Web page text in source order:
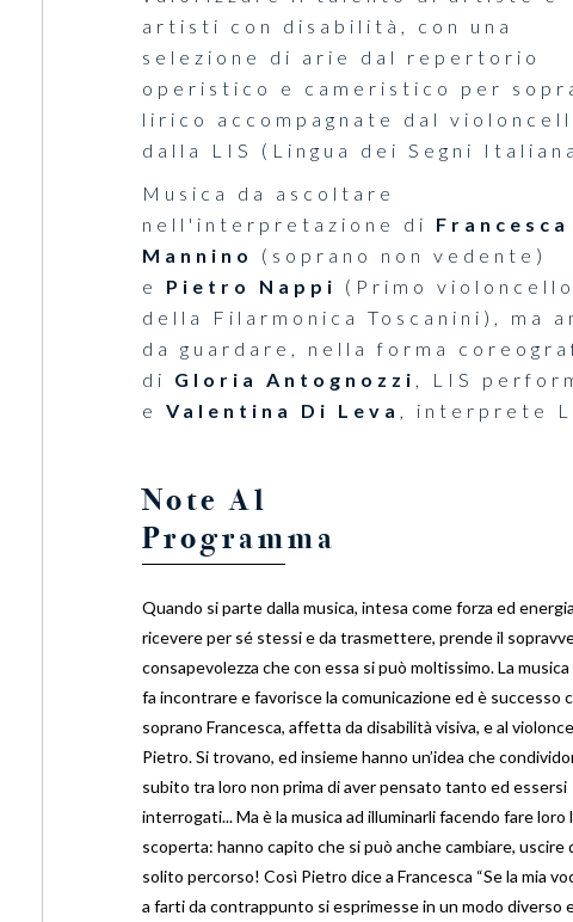
artisti con disabilità, con una
selezione di arie dal repertorio
operistico e cameristico per
lirico accompagnate dal
dalla LIS (Lingua dei Segni
Musica da ascoltare
nell'interpretazione di Francesca
Mannino
(soprano non vedente)
e Pietro Nappi
(Primo
della Filarmonica Toscanini), ma
da guardare, nella forma
di Gloria Antognozzi , LIS
e Valentina Di Leva , interprete
Note Al
Programma
Quando si parte dalla musica, intesa come forza ed
ricevere per sé stessi e da trasmettere, prende il
consapevolezza che con essa si può moltissimo. La
fa incontrare e favorisce la comunicazione ed è successo
soprano Francesca, affetta da disabilità visiva, e al
Pietro. Si trovano, ed insieme hanno un’idea che
subito tra loro non prima di aver pensato tanto ed essersi
interrogati... Ma è la musica ad illuminarli facendo fare loro
scoperta: hanno capito che si può anche cambiare, uscire
solito percorso! Così Pietro dice a Francesca “Se la mia
a farti da contrappunto si esprimesse in un modo diverso